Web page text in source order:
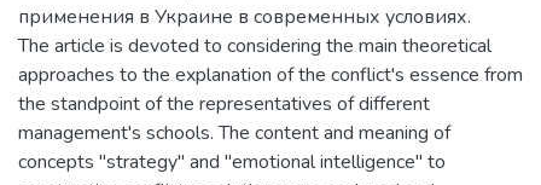
применения в Украине в современных условиях.
The article is devoted to considering the main theoretical
approaches to the explanation of the conflict's essence from
the standpoint of the representatives of different
management's schools. The content and meaning of
concepts "strategy" and "emotional intelligence" to